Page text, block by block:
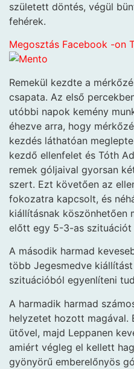
született döntés, végül
fehérek.
Megosztás Facebook -on
Remekül kezdte a
csapata. Az első
utóbbi napok kemény
éhezve arra, hogy
kezdés láthatóan
kezdő ellenfelet és Tóth
remek góljaival gyorsan
szert. Ezt követően az
fokozatra kapcsolt, és
kiállításnak köszönhetően
előtt egy 5-3-as
A második harmad
több Jegesmedve
szituációból egyenlíteni
A harmadik harmad
helyzetet hozott magával.
ütővel, majd Leppanen
amiért végleg el kellett
gyönyörű emberelőnyös